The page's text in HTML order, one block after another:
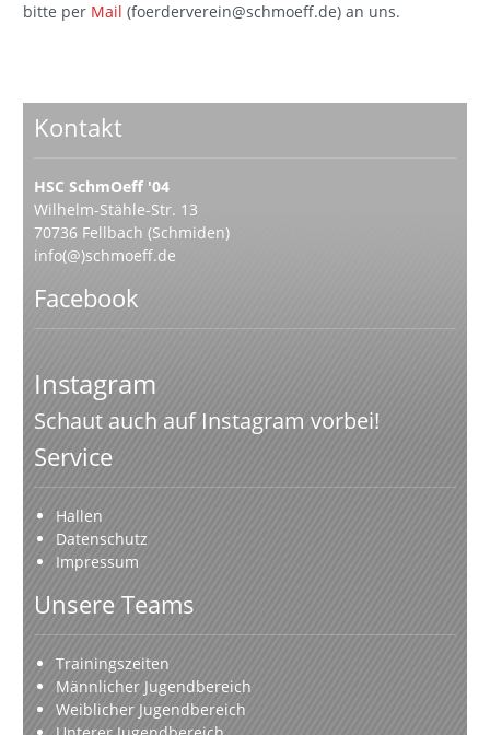
bitte per Mail (foerderverein@schmoeff.de) an uns.
Kontakt
HSC SchmOeff '04
Wilhelm-Stähle-Str. 13
70736 Fellbach (Schmiden)
info(@)schmoeff.de
Facebook
Instagram
Schaut auch auf Instagram vorbei!
Service
Hallen
Datenschutz
Impressum
Unsere Teams
Trainingszeiten
Männlicher Jugendbereich
Weiblicher Jugendbereich